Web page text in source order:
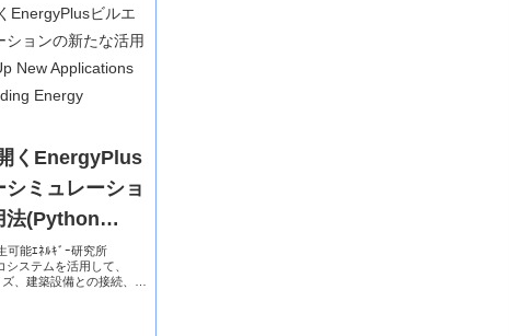
くEnergyPlus
ミュレーショ
法(Python
Applications
Building
可能ｴﾈﾙｷﾞｰ研究所
ステムを活用して、
、建築設備との接続、リ